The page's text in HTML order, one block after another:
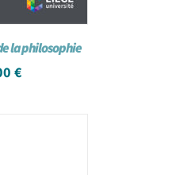
la philosophie
€